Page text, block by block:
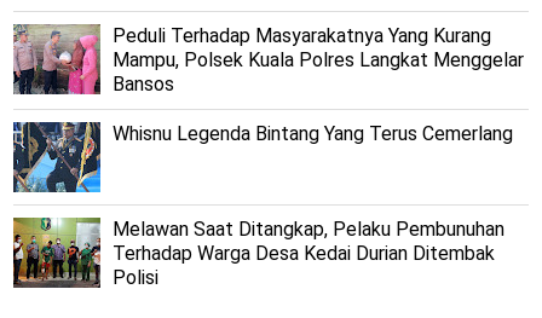
Peduli Terhadap Masyarakatnya Yang Kurang
Mampu, Polsek Kuala Polres Langkat Menggelar
Bansos
Whisnu Legenda Bintang Yang Terus Cemerlang
Melawan Saat Ditangkap, Pelaku Pembunuhan
Terhadap Warga Desa Kedai Durian Ditembak
Polisi